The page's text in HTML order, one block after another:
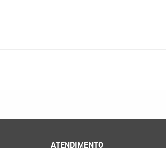
ATENDIMENTO